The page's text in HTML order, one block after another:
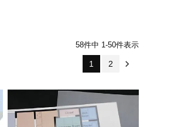
58件中 1 -50件表示
1 2